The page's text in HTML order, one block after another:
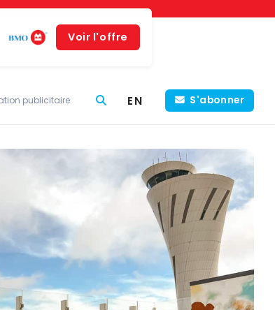
Voir l'offre
publicitaire EN S'abonner